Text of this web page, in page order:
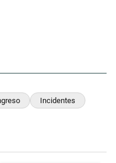
Incidentes